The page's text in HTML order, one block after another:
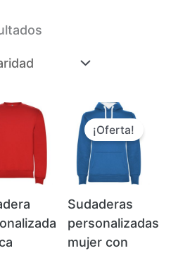
Ordenado
¡Oferta!
Sudaderas
personalizadas
mujer con